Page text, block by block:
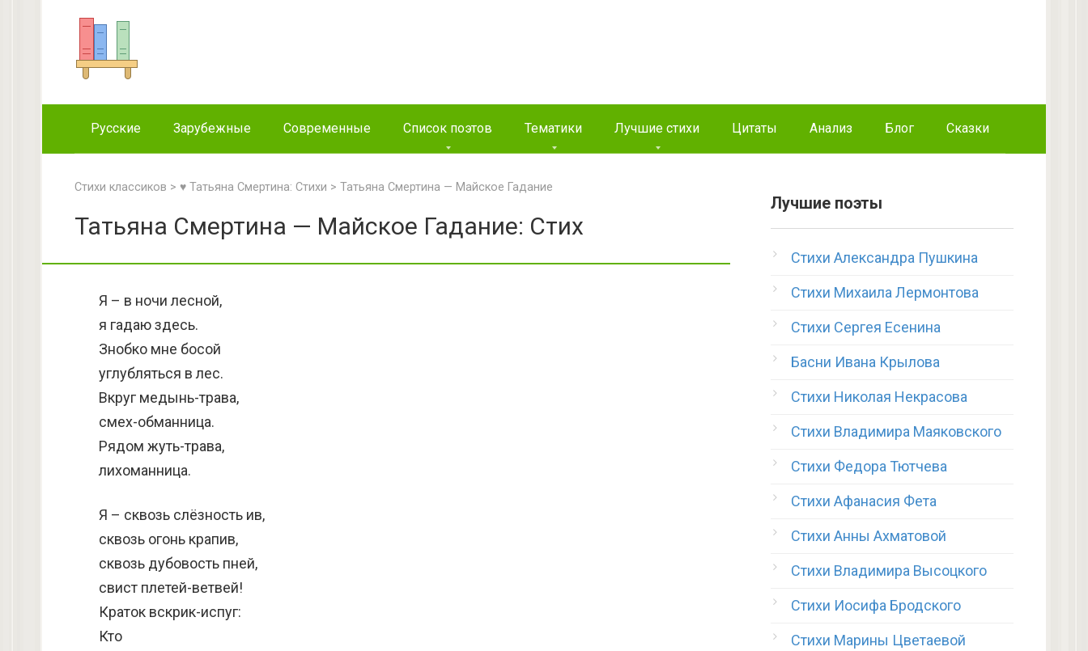
Русские Зарубежные Современные Список поэтов Тематики Лучшие стихи Цитаты Анализ Блог Сказки
Стихи классиков > ♥ Татьяна Смертина: Стихи > Татьяна Смертина — Майское Гадание
Татьяна Смертина — Майское Гадание: Стих
Я – в ночи лесной,
я гадаю здесь.
Знобко мне босой
углубляться в лес.
Вкруг медынь-трава,
смех-обманница.
Рядом жуть-трава,
лихоманница.
Я – сквозь слёзность ив,
сквозь огонь крапив,
сквозь дубовость пней,
свист плетей-ветвей!
Краток вскрик-испуг:
Кто
Лучшие поэты
Стихи Александра Пушкина
Стихи Михаила Лермонтова
Стихи Сергея Есенина
Басни Ивана Крылова
Стихи Николая Некрасова
Стихи Владимира Маяковского
Стихи Федора Тютчева
Стихи Афанасия Фета
Стихи Анны Ахматовой
Стихи Владимира Высоцкого
Стихи Иосифа Бродского
Стихи Марины Цветаевой